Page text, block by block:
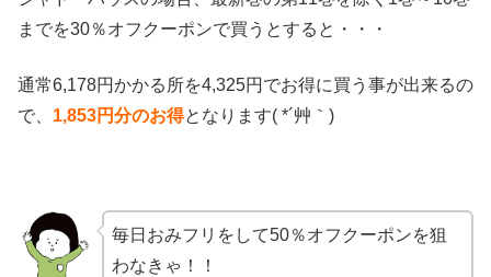
までを30％オフクーポンで買うとすると・・・
通常6,178円かかる所を4,325円でお得に買う事が出来るの
で、 1,853円分のお得となります( *´艸｀)
毎日おみフリをして50％オフクーポンを狙
わなきゃ！！